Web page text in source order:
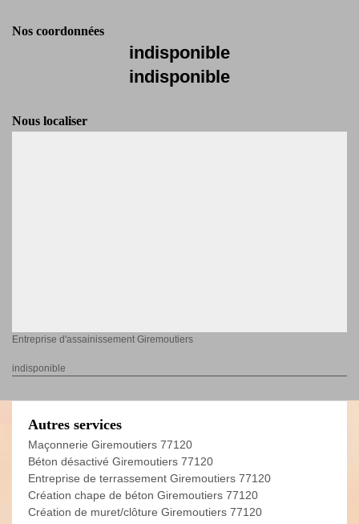
Nos coordonnées
indisponible
indisponible
Nous localiser
Entreprise d'assainissement Giremoutiers
indisponible
Autres services
Maçonnerie Giremoutiers 77120
Béton désactivé Giremoutiers 77120
Entreprise de terrassement Giremoutiers 77120
Création chape de béton Giremoutiers 77120
Création de muret/clôture Giremoutiers 77120